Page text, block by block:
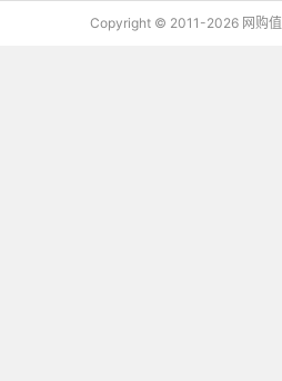
Copyright © 2011-2026 网购